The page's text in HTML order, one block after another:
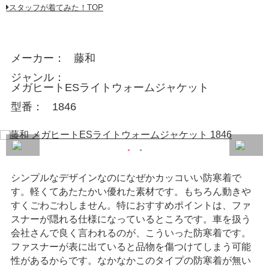
スタッフが着てみた！TOP
メーカー
藤和
ジャンル
メガヒートESライトウォームジャケット
型番
1846
シンプルなデザインなのになぜかカッコいい防寒着で
す。軽くてあたたかい優れた素材です。もちろん動きや
すくごわごわしません。特におすすめポイントは、ファ
スナーが隠れる仕様になっているところです。車を扱う
会社さんで良く言われるのが、こういった防寒着です。
ファスナーが表に出ていると品物を傷つけてしまう可能
性があるからです。なかなかこのタイプの防寒着が無い